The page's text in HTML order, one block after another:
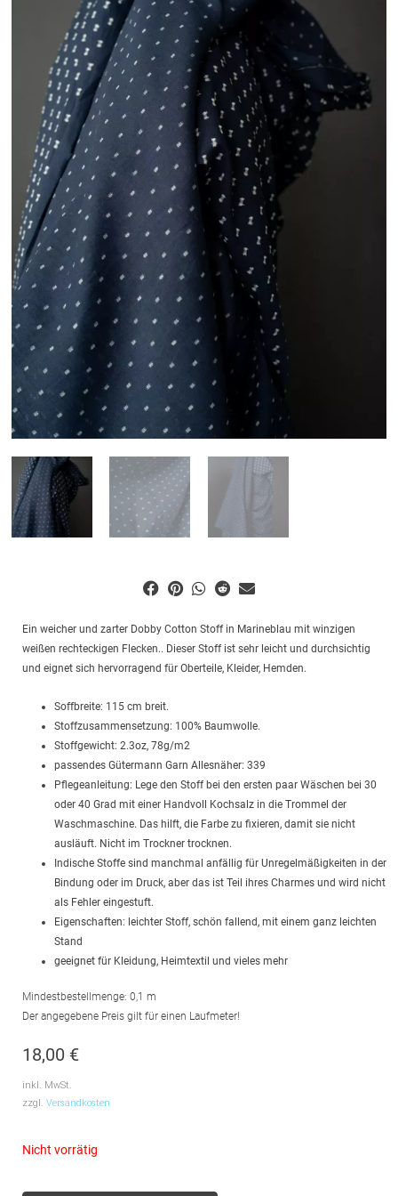
Ein weicher und zarter Dobby Cotton Stoff in Marineblau mit winzigen
weißen rechteckigen Flecken.. Dieser Stoff ist sehr leicht und durchsichtig
und eignet sich hervorragend für Oberteile, Kleider, Hemden.
Soffbreite: 115 cm breit.
Stoffzusammensetzung: 100% Baumwolle.
Stoffgewicht: 2.3oz, 78g/m2
passendes Gütermann Garn Allesnäher: 339
Pflegeanleitung: Lege den Stoff bei den ersten paar Wäschen bei 30
oder 40 Grad mit einer Handvoll Kochsalz in die Trommel der
Waschmaschine. Das hilft, die Farbe zu fixieren, damit sie nicht
ausläuft. Nicht im Trockner trocknen.
Indische Stoffe sind manchmal anfällig für Unregelmäßigkeiten in der
Bindung oder im Druck, aber das ist Teil ihres Charmes und wird nicht
als Fehler eingestuft.
Eigenschaften: leichter Stoff, schön fallend, mit einem ganz leichten
Stand
geeignet für Kleidung, Heimtextil und vieles mehr
Mindestbestellmenge: 0,1 m
Der angegebene Preis gilt für einen Laufmeter!
18,00 €
inkl. MwSt.
zzgl. Versandkosten
Nicht vorrätig